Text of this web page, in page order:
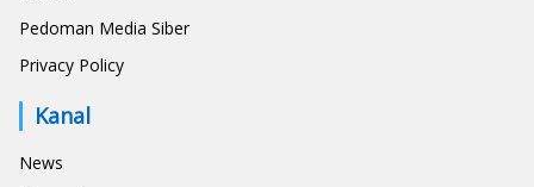
Pedoman Media Siber
Privacy Policy
Kanal
News